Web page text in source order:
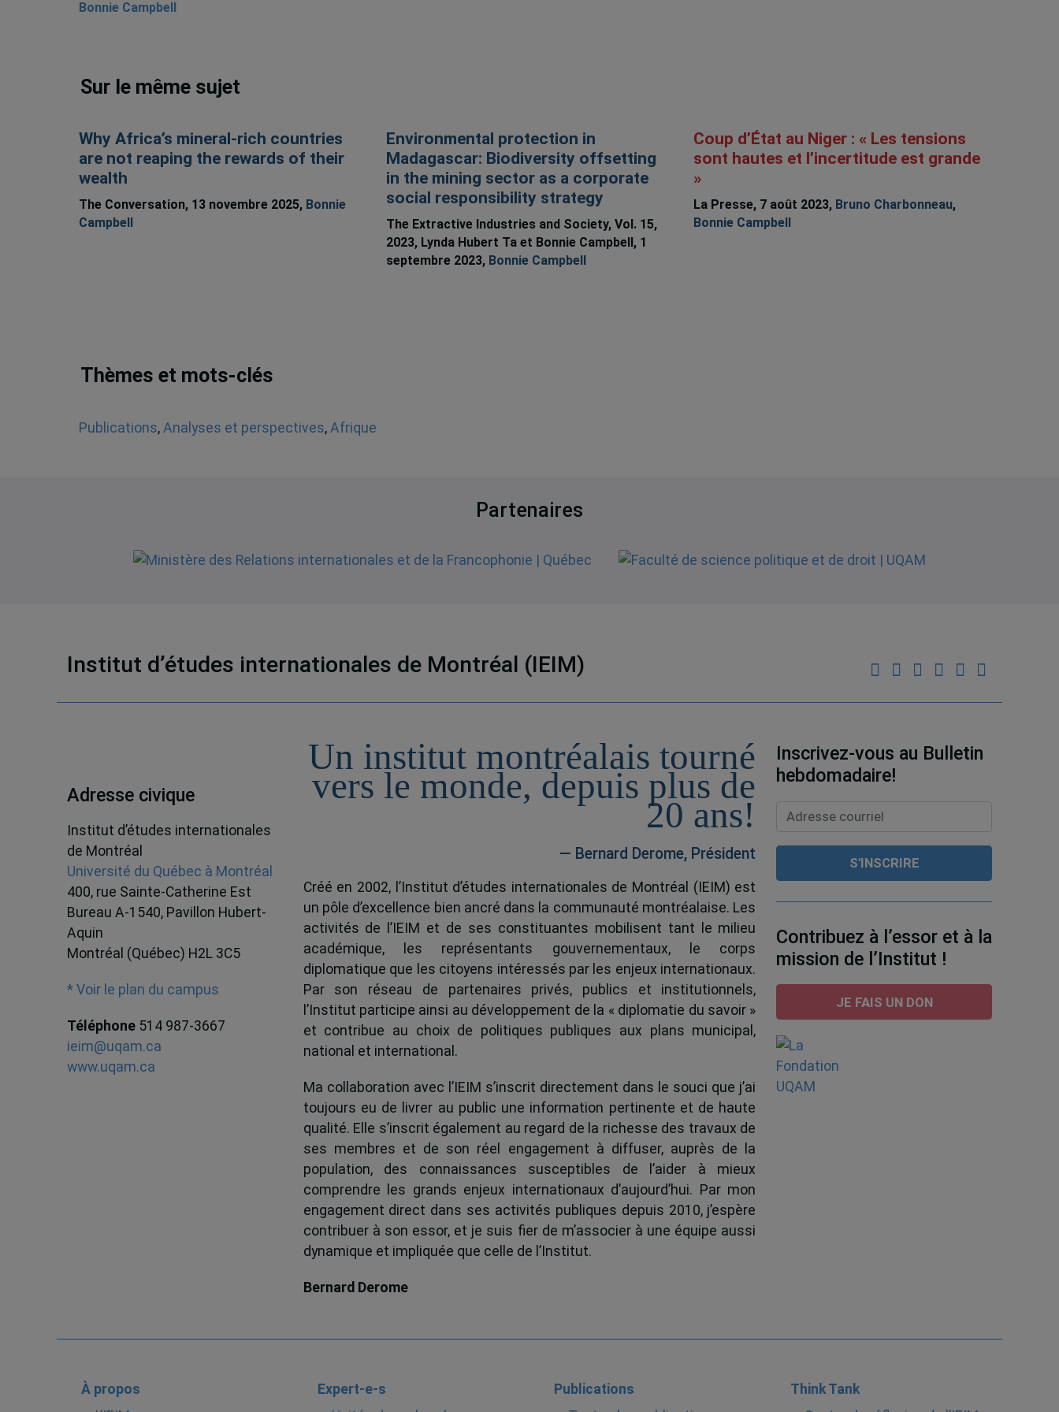
Bonnie Campbell
Sur le même sujet
Why Africa’s mineral-rich countries
are not reaping the rewards of their
wealth
The Conversation, 13 novembre 2025, Bonnie
Campbell
Environmental protection in
Madagascar: Biodiversity offsetting
in the mining sector as a corporate
social responsibility strategy
The Extractive Industries and Society, Vol. 15,
2023, Lynda Hubert Ta et Bonnie Campbell, 1
septembre 2023, Bonnie Campbell
Coup d’État au Niger : « Les tensions
sont hautes et l’incertitude est grande
»
La Presse, 7 août 2023, Bruno Charbonneau,
Bonnie Campbell
Thèmes et mots-clés
Publications, Analyses et perspectives, Afrique
Partenaires
Institut d’études internationales de Montréal (IEIM)
Adresse civique
Institut d’études internationales
de Montréal
Université du Québec à Montréal
400, rue Sainte-Catherine Est
Bureau A-1540, Pavillon Hubert-
Aquin
Montréal (Québec) H2L 3C5
* Voir le plan du campus
Téléphone 514 987-3667
ieim@uqam.ca
www.uqam.ca
Un institut montréalais tourné
vers le monde, depuis plus de
20 ans!
— Bernard Derome, Président
Créé en 2002, l’Institut d’études internationales de Montréal (IEIM) est
un pôle d’excellence bien ancré dans la communauté montréalaise. Les
activités de l’IEIM et de ses constituantes mobilisent tant le milieu
académique, les représentants gouvernementaux, le corps
diplomatique que les citoyens intéressés par les enjeux internationaux.
Par son réseau de partenaires privés, publics et institutionnels,
l’Institut participe ainsi au développement de la « diplomatie du savoir »
et contribue au choix de politiques publiques aux plans municipal,
national et international.
Ma collaboration avec l’IEIM s’inscrit directement dans le souci que j’ai
toujours eu de livrer au public une information pertinente et de haute
qualité. Elle s’inscrit également au regard de la richesse des travaux de
ses membres et de son réel engagement à diffuser, auprès de la
population, des connaissances susceptibles de l’aider à mieux
comprendre les grands enjeux internationaux d’aujourd’hui. Par mon
engagement direct dans ses activités publiques depuis 2010, j’espère
contribuer à son essor, et je suis fier de m’associer à une équipe aussi
dynamique et impliquée que celle de l’Institut.
Bernard Derome
Inscrivez-vous au Bulletin
hebdomadaire!
Contribuez à l’essor et à la
mission de l’Institut !
JE FAIS UN DON
À propos
Expert-e-s
Publications
Think Tank